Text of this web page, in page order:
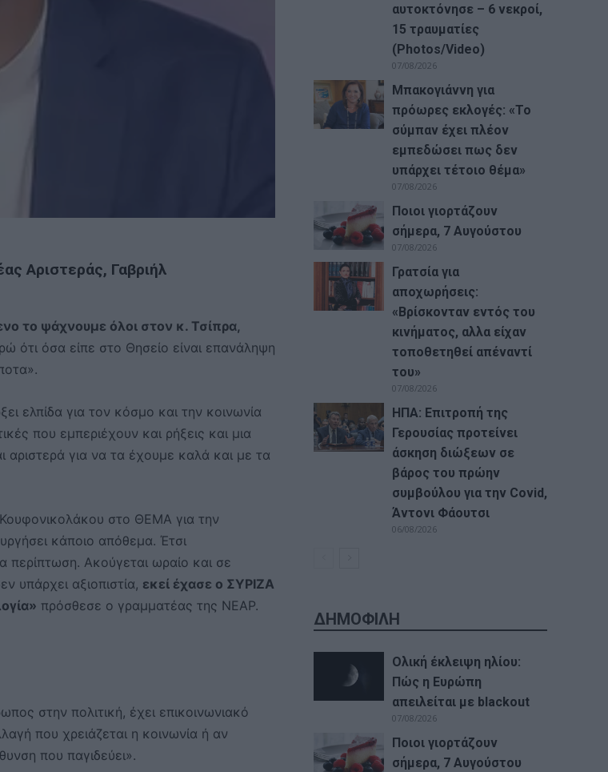
Αριστεράς, Γαβριήλ
το ψάχνουμε όλοι στον κ. Τσίπρα,
ότι όσα είπε στο Θησείο είναι επανάληψη
ελπίδα για τον κόσμο και την κοινωνία
που εμπεριέχουν και ρήξεις και μια
για να τα έχουμε καλά και με τα
Κουφονικολάκου στο ΘΕΜΑ για την
κάποιο απόθεμα. Έτσι
περίπτωση. Ακούγεται ωραίο και σε
υπάρχει αξιοπιστία, εκεί έχασε ο ΣΥΡΙΖΑ
πρόσθεσε ο γραμματέας της ΝΕΑΡ.
στην πολιτική, έχει επικοινωνιακό
που χρειάζεται η κοινωνία ή αν
που παγιδεύει».
αυτοκτόνησε – 6 νεκροί,
15 τραυματίες
(Photos/Video)
07/08/2026
Μπακογιάννη για
πρόωρες εκλογές: «Το
σύμπαν έχει πλέον
εμπεδώσει πως δεν
υπάρχει τέτοιο θέμα»
07/08/2026
Ποιοι γιορτάζουν
σήμερα, 7 Αυγούστου
07/08/2026
Γρατσία για
αποχωρήσεις:
«Bρίσκονταν εντός του
κινήματος, αλλα είχαν
τοποθετηθεί απέναντί
του»
07/08/2026
ΗΠΑ: Επιτροπή της
Γερουσίας προτείνει
άσκηση διώξεων σε
βάρος του πρώην
συμβούλου για την Covid,
Άντονι Φάουτσι
06/08/2026
ΔΗΜΟΦΙΛΗ
Ολική έκλειψη ηλίου:
Πώς η Ευρώπη
απειλείται με blackout
07/08/2026
Ποιοι γιορτάζουν
σήμερα, 7 Αυγούστου